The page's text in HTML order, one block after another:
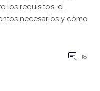
los requisitos, el
necesarios y cómo
18